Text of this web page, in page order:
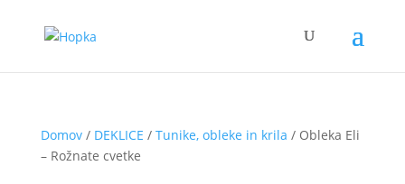
Domov/ DEKLICE / Tunike, obleke in krila / Obleka Eli
– Rožnate cvetke